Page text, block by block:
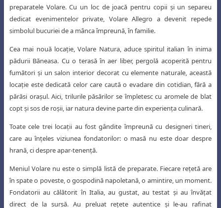
preparatele Volare. Cu un loc de joacă pentru copii şi un separeu
dedicat evenimentelor private, Volare Allegro a devenit repede
simbolul bucuriei de a mânca împreună, în familie.
Cea mai nouă locaţie, Volare Natura, aduce spiritul italian în inima
pădurii Băneasa. Cu o terasă în aer liber, pergolă acoperită pentru
fumători şi un salon interior decorat cu elemente naturale, această
locaţie este dedicată celor care caută o evadare din cotidian, fără a
părăsi oraşul. Aici, trilurile păsărilor se împletesccu aromele de blat
copt şi sos de roşii, iar natura devine parte din experienţa culinară.
Toate cele trei locaţii au fost gândite împreună cu designeri tineri,
care au înţeles viziunea fondatorilor: o masă nu este doar despre
hrană, ci despre apar-tenenţă.
Meniul Volare nu este o simplă listă de preparate. Fiecare reţetă are
în spate o poveste, o gospodină napoletană, o amintire, un moment.
Fondatorii au călătorit în Italia, au gustat, au testat şi au învăţat
direct de la sursă. Au preluat reţete autentice şi le-au rafinat